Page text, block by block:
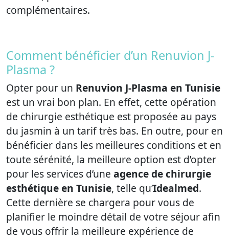
complémentaires.
Comment bénéficier d’un Renuvion J-
Plasma ?
Opter pour un Renuvion J-Plasma en Tunisie
est un vrai bon plan. En effet, cette opération
de chirurgie esthétique est proposée au pays
du jasmin à un tarif très bas. En outre, pour en
bénéficier dans les meilleures conditions et en
toute sérénité, la meilleure option est d’opter
pour les services d’une agence de chirurgie
esthétique en Tunisie, telle qu’Idealmed.
Cette dernière se chargera pour vous de
planifier le moindre détail de votre séjour afin
de vous offrir la meilleure expérience de